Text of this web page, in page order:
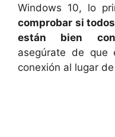
Windows 10, lo
comprobar si
están bien
asegúrate de
conexión al lugar